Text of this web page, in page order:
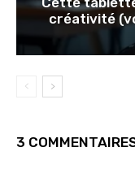
créativité
3